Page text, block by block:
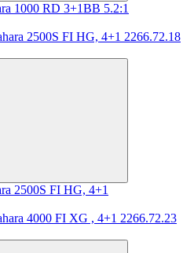
1000 RD 3+1BB 5.2:1
2500S FI HG, 4+1